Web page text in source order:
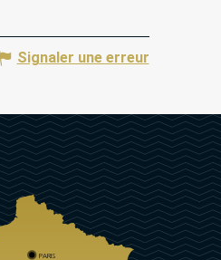
Signaler une erreur
PARIS